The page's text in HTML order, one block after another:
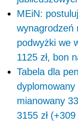
MEiN:
wynagrodzeń
podwyżki we
1125 zł, bon
Tabela dla
dyplomowany
mianowany
3155 zł (+309